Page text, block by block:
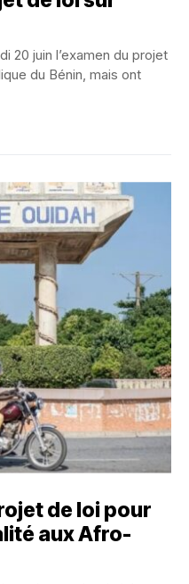
20 juin l’examen du projet
du Bénin, mais ont
de loi pour
aux Afro-